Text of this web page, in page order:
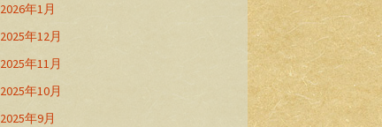
2026年1月
2025年12月
2025年11月
2025年10月
2025年9月